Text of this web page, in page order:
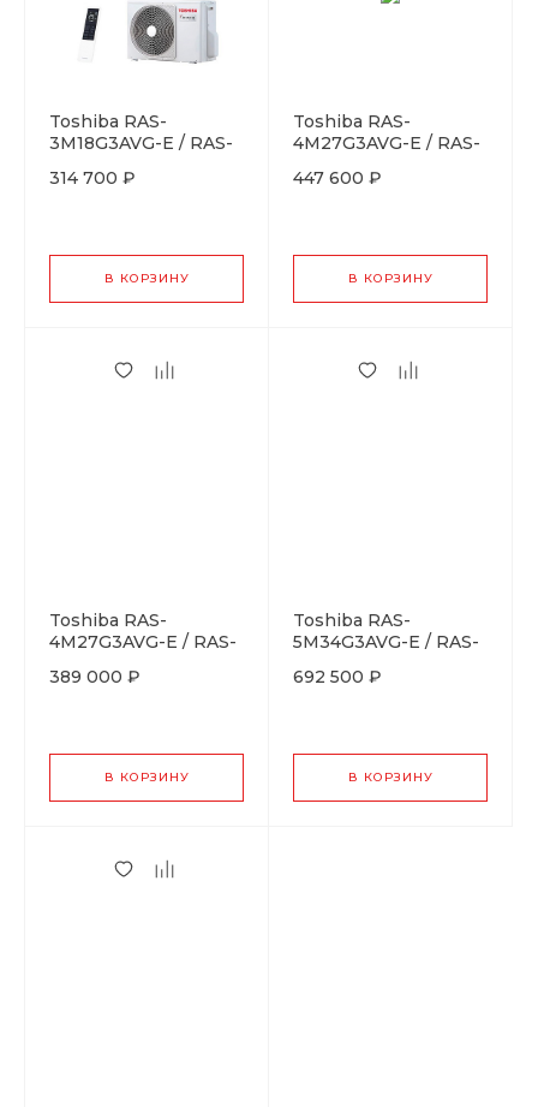
Toshiba RAS-
3M18G3AVG-E / RAS-
314 700 ₽
В КОРЗИНУ
Toshiba RAS-
4M27G3AVG-E / RAS-
447 600 ₽
В КОРЗИНУ
Toshiba RAS-
4M27G3AVG-E / RAS-
RAS-B07CKVG-EEx2
389 000 ₽
В КОРЗИНУ
Toshiba RAS-
5M34G3AVG-E / RAS-
692 500 ₽
В КОРЗИНУ